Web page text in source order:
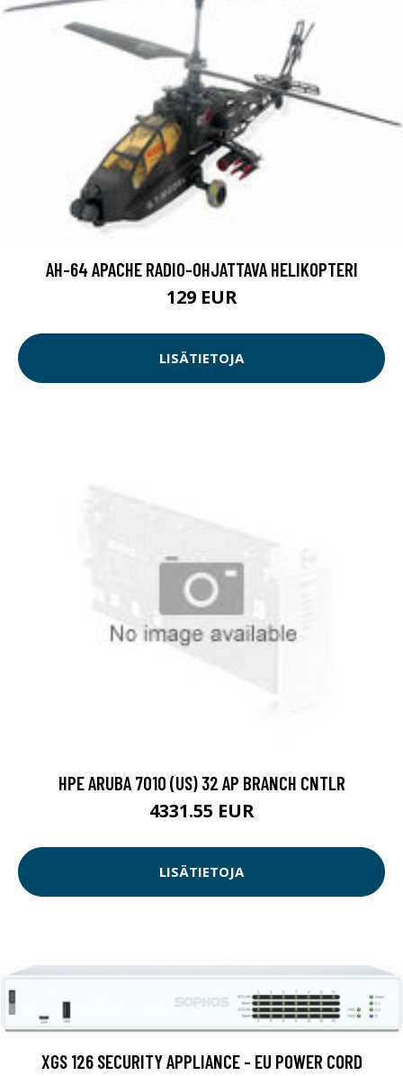
AH-64 APACHE RADIO-OHJATTAVA HELIKOPTERI
129 EUR
LISÄTIETOJA
HPE ARUBA 7010 (US) 32 AP BRANCH CNTLR
4331.55 EUR
LISÄTIETOJA
XGS 126 SECURITY APPLIANCE - EU POWER CORD